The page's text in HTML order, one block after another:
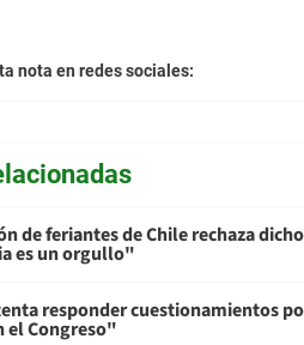
nota en redes sociales:
de feriantes de Chile rechaza
es un orgullo"
responder cuestionamientos
el Congreso"